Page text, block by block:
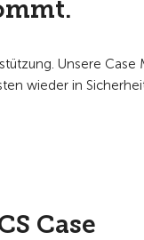
Unsere Case
wieder in
Case